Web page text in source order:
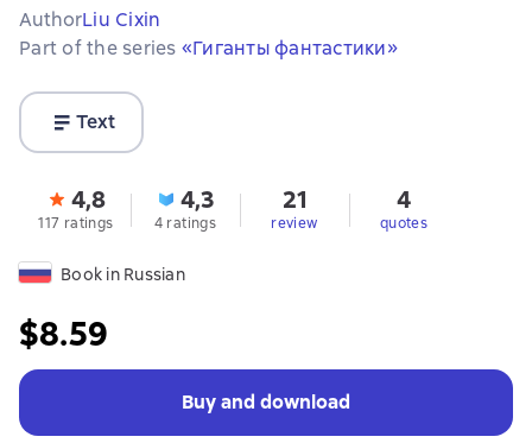
AuthorLiu Cixin
Part of the series «Гиганты фантастики»
Text
4,8
117 ratings
4,3
4 ratings
21
review
4
quotes
Book in Russian
$8.59
Buy and download